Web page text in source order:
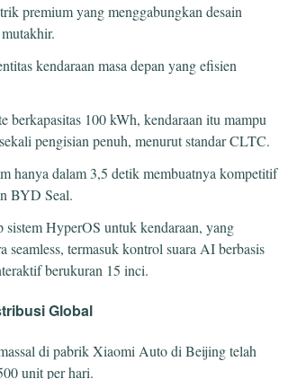
premium yang menggabungkan desain
kendaraan masa depan yang efisien
berkapasitas 100 kWh, kendaraan itu mampu
pengisian penuh, menurut standar CLTC.
hanya dalam 3,5 detik membuatnya kompetitif
BYD Seal.
HyperOS untuk kendaraan, yang
termasuk kontrol suara AI berbasis
berukuran 15 inci.
Global
di pabrik Xiaomi Auto di Beijing telah
unit per hari.